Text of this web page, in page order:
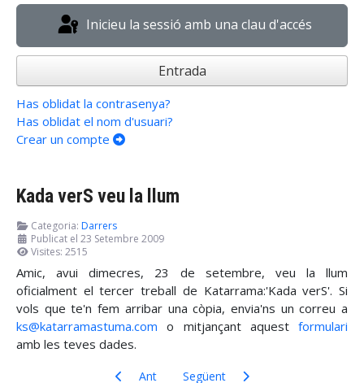
Inicieu la sessió amb una clau d'accés
Entrada
Has oblidat la contrasenya?
Has oblidat el nom d'usuari?
Crear un compte
Kada verS veu la llum
Categoria: Darrers
Publicat el 23 Setembre 2009
Visites: 2515
Amic, avui dimecres, 23 de setembre, veu la llum
oficialment el tercer treball de Katarrama:'Kada verS'. Si
vols que te'n fem arribar una còpia, envia'ns un correu a
ks@katarramastuma.com o mitjançant aquest formulari
amb les teves dades.
Article anterior: Biografia actualitzada
Ant Article següent: Kada verS s'està
Següent